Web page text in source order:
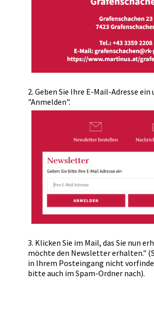
2. Geben Sie Ihre E-Mail-Adresse
"Anmelden".
3. Klicken Sie im Mail, das Sie nun
möchte den Newsletter erhalten."
in Ihrem Posteingang nicht
bitte auch im Spam-Ordner nach).